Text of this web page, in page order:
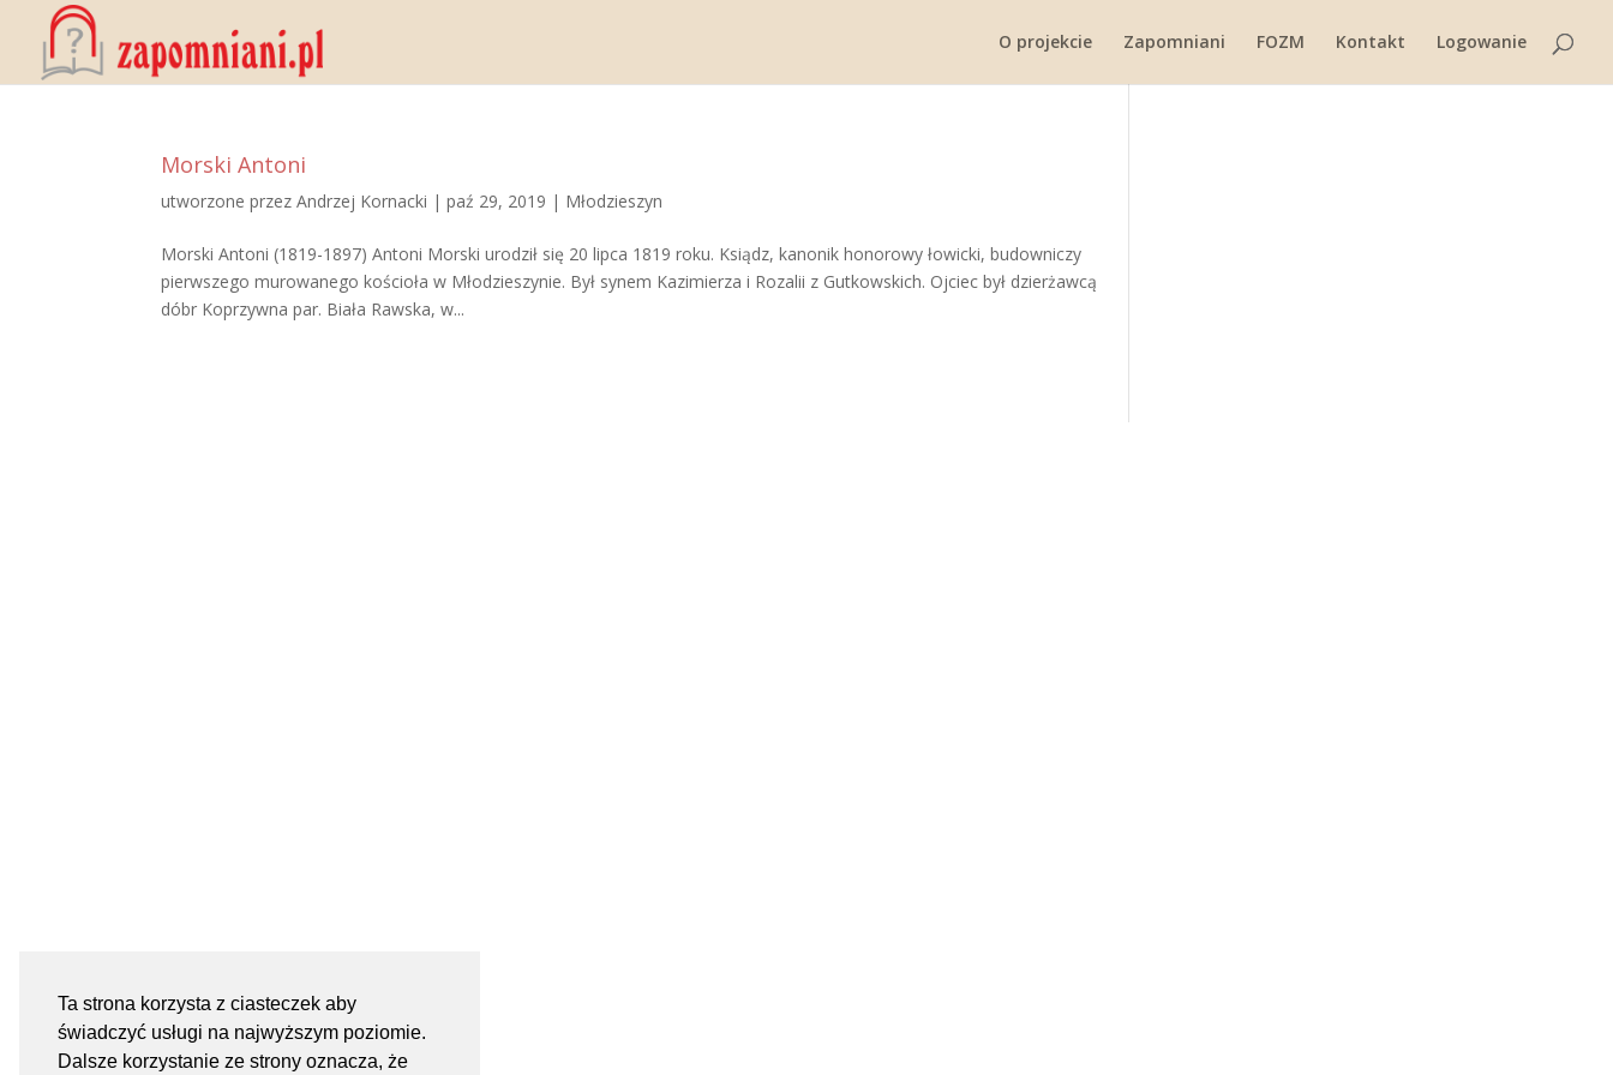
Ta strona korzysta z ciasteczek aby
świadczyć usługi na najwyższym poziomie.
Dalsze korzystanie ze strony oznacza, że
O projekcie Zapomniani FOZM Kontakt Logowanie
Morski Antoni
utworzone przezAndrzej Kornacki |paź 29, 2019 | Młodzieszyn
Morski Antoni (1819-1897) Antoni Morski urodził się 20 lipca 1819 roku. Ksiądz, kanonik honorowy łowicki, budowniczy
pierwszego murowanego kościoła w Młodzieszynie. Był synem Kazimierza i Rozalii z Gutkowskich. Ojciec był dzierżawcą
dóbr Koprzywna par. Biała Rawska, w...